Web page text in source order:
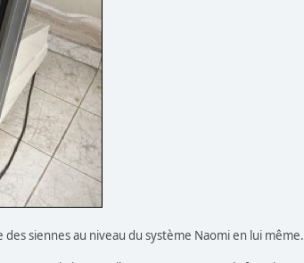
siennes au niveau du système Naomi en lui même.